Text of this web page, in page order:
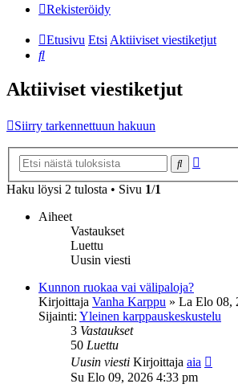
Rekisteröidy
Etusivu EtsiAktiiviset viestiketjut
Etsi
Aktiiviset viestiketjut
Siirry tarkennettuun hakuun
Etsi
Haku löysi 2 tulosta • Sivu 1/1
Aiheet
Vastaukset
Luettu
Uusin viesti
Kunnon ruokaa vai välipaloja?
Kirjoittaja Vanha Karppu » La Elo 08,
Sijainti: Yleinen karppauskeskustelu
3 Vastaukset
50 Luettu
Uusin viesti Kirjoittaja aia
Su Elo 09, 2026 4:33 pm